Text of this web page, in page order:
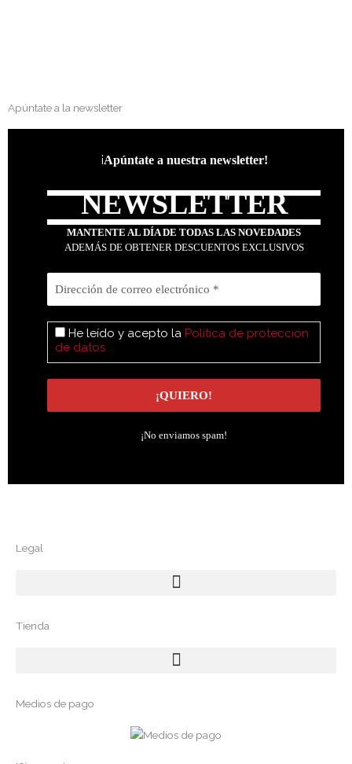
Apúntate a la newsletter
¡Apúntate a nuestra newsletter!
NEWSLETTER
MANTENTE AL DÍA DE TODAS LAS NOVEDADES
ADEMÁS DE OBTENER DESCUENTOS EXCLUSIVOS
He leído y acepto la Política de protección
de datos
¡No enviamos spam!
Legal
Menú
Tienda
Menú
Medios de pago